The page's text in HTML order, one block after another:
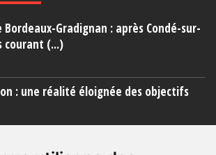
Bordeaux-Gradignan : après Condé-sur-
courant (...)
: une réalité éloignée des objectifs